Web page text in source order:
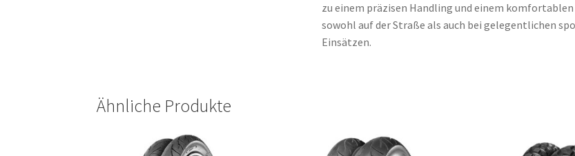
zu einem präzisen Handling und einem
sowohl auf der Straße als auch bei gelegentlichen
Einsätzen.
Ähnliche Produkte